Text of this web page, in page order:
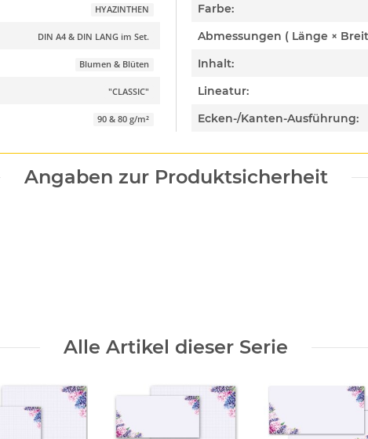
HYAZINTHEN
DIN A4 & DIN LANG im Set.
Blumen & Blüten
"CLASSIC"
90 & 80 g/m²
Farbe:
Inhalt:
Lineatur:
Ecken-/Kanten-Ausführung:
Angaben zur Produktsicherheit
Alle Artikel dieser Serie